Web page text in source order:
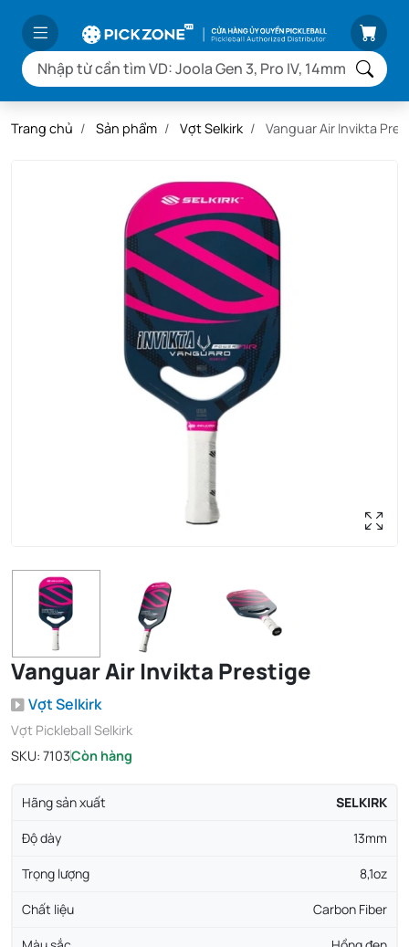
Trang chủ Sản phẩm Vợt Selkirk Vanguar Air Invikta
Vanguar Air Invikta Prestige
Vợt Selkirk
Vợt Pickleball Selkirk
SKU: 7103Còn hàng
Hãng sản xuất SELKIRK
Độ dày 13mm
Trọng lượng 8,1oz
Chất liệu Carbon Fiber